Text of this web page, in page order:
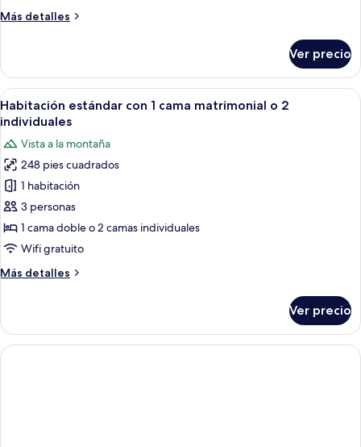
matrimonial
individuales,
vista
al
mar
Más detalles
Más
estándar
con
1
cama
o
2
individuales,
vista
al
Ver precio
Abrir
todas
fotos
de
Habitación
estándar
con
1
matrimonial
individuales
Una habitación de hotel con cama,
8
Habitación estándar con 1 cama matrimonial o 2
individuales
Vista a la montaña
248 pies cuadrados
1 habitación
3 personas
1 cama doble o 2 camas individuales
Wifi gratuito
Más detalles
Más
estándar
con
1
Ver precio